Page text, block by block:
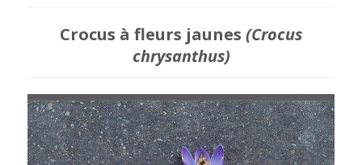
Crocus à fleurs jaunes (Crocus
chrysanthus)